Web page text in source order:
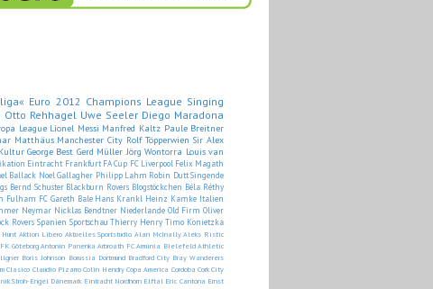
Euro 2012 Champions League Singing
Otto Rehhagel Uwe Seeler Diego Maradona
League Lionel Messi Manfred Kaltz Paule Breitner
Matthäus Manchester City Rolf Töpperwien Sir Alex
George Best Gerd Müller Jörg Wontorra Louis van
Eintracht Frankfurt FA Cup FC Liverpool Felix Magath
Ballack Noel Gallagher Philipp Lahm Robin Dutt Singende
Bernd Schuster Blackburn Rovers Blogstöckchen Béla Réthy
Fulham FC Gareth Bale Hans Krankl Heinz Kamke Italien
Neymar Nicklas Bendtner Niederlande Old Firm Oliver
Rovers Spanien Sportschau Thierry Henry Timo Konietzka
Hunt Aktion Libero Aktuelles Sportstudio Alan McInally Aleks Ristic
Göteborg Antonin Panenka Arbroath FC Arminia Bielefeld Athletic
Boris Johnson Borussia Dortmund Bradford City Bray Wanderers
Clasico Claudio Pizarro Colin Hendry Copa America Cordoba Cork City
Stroh-Engel Dänemark Eintracht Nordhorn Elftal Eric Cantona Ernst